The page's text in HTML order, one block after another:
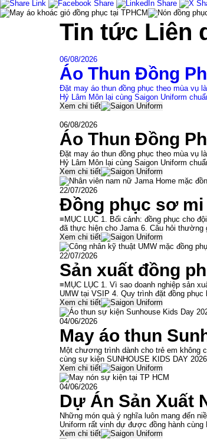
Tin tức Liên
06/08/2026
Áo Thun Đồng
Đặt may áo thun đồng phục theo mùa vụ
Hỷ Lâm Môn lại cùng Saigon Uniform
Xem chi tiết
06/08/2026
Áo Thun Đồng
Đặt may áo thun đồng phục theo mùa vụ
Hỷ Lâm Môn lại cùng Saigon Uniform
Xem chi tiết
22/07/2026
Đồng phục sơ
≡MỤC LỤC 1. Bối cảnh: đồng phục cho
đã thực hiện cho Jama 6. Câu hỏi
Xem chi tiết
22/07/2026
Sản xuất đồng
≡MỤC LỤC 1. Vì sao doanh nghiệp sản
UMW tại VSIP 4. Quy trình đặt đồng
Xem chi tiết
04/06/2026
May áo thun
Một chương trình dành cho trẻ em không
cùng sự kiện SUNHOUSE KIDS DAY
Xem chi tiết
04/06/2026
Dự Án Sản Xuất
Những món quà ý nghĩa luôn mang đến
Uniform rất vinh dự được đồng hành
Xem chi tiết